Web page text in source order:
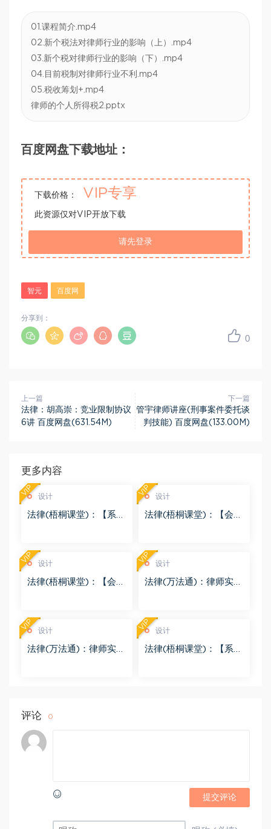
01.课程简介.mp4
02.新个税法对律师行业的影响（上）.mp4
03.新个税对律师行业的影响（下）.mp4
04.目前税制对律师行业不利.mp4
05.税收筹划+.mp4
律师的个人所得税2.pptx
百度网盘下载地址：
下载价格： VIP专享
此资源仅对VIP开放下载
请先登录
智元 百度网
0
分享到：
上一篇
法律：胡高崇：竞业限制协议
6讲 百度网盘(631.54M)
下一篇
管宇律师讲座(刑事案件委托谈
判技能) 百度网盘(133.00M)
更多内容
设计
法律(梧桐课堂)：【系列
网盘(77.64M)
VIP 设计
法律(梧桐课堂)：【会】
网盘(17.30M)
VIP
设计
法律(梧桐课堂)：【会】
9M)
VIP 设计
法律(万法通)：律师实
2M)
VIP
设计
法律(万法通)：律师实
VIP 设计
法律(梧桐课堂)：【系列
VIP
评论 0
提交评论